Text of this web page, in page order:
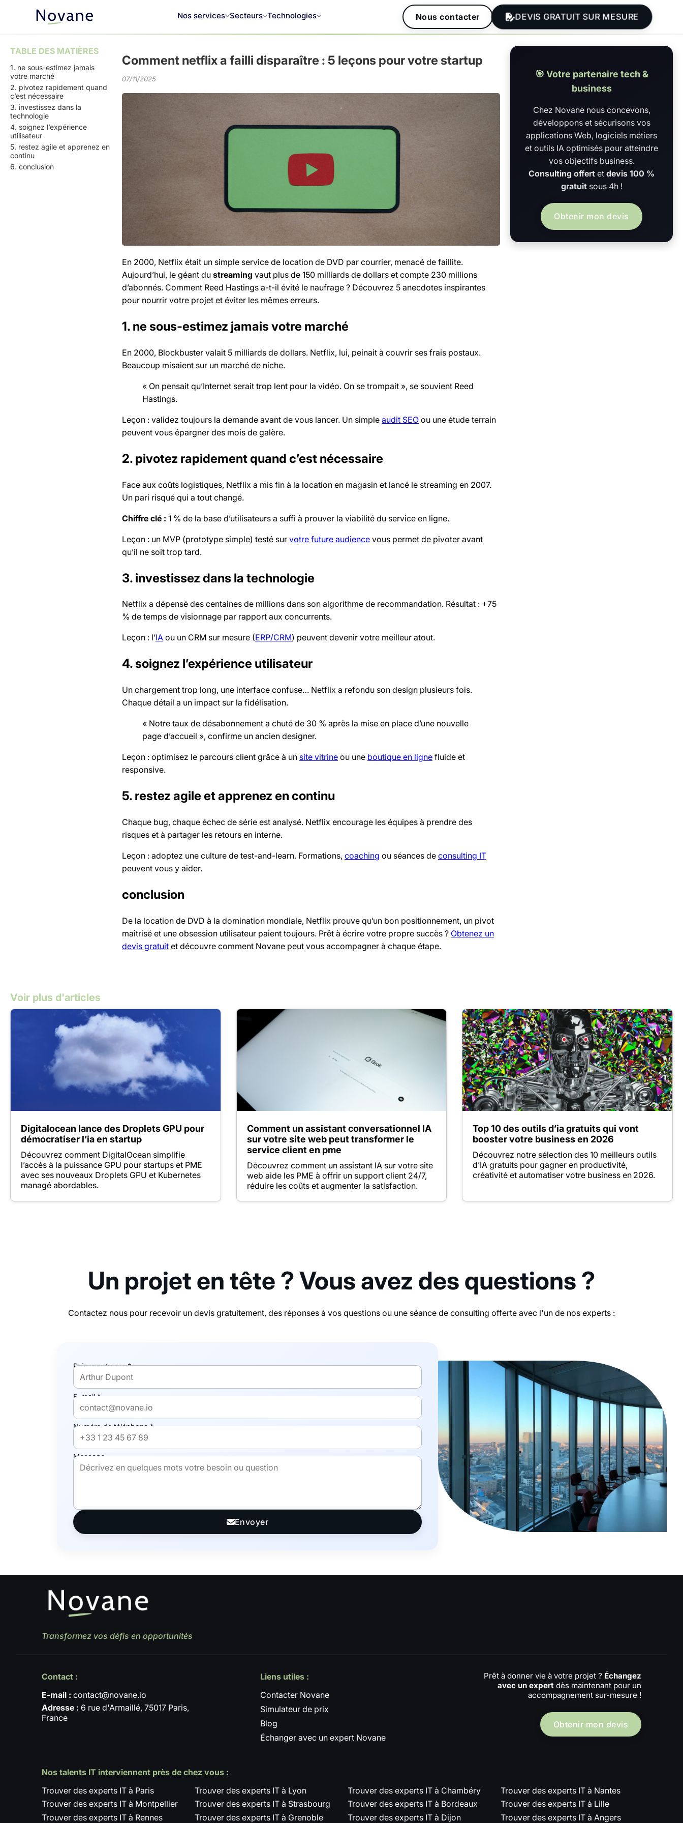
Nos services Secteurs Technologies Nous contacter DEVIS GRATUIT SUR MESURE
TABLE DES MATIÈRES
1. ne sous-estimez jamais
votre marché
2. pivotez rapidement quand
c’est nécessaire
3. investissez dans la
technologie
4. soignez l’expérience
utilisateur
5. restez agile et apprenez en
continu
6. conclusion
Comment netflix a failli disparaître : 5 leçons pour votre startup
07/11/2025
En 2000, Netflix était un simple service de location de DVD par courrier, menacé de faillite.
Aujourd’hui, le géant du streaming vaut plus de 150 milliards de dollars et compte 230 millions
d’abonnés. Comment Reed Hastings a-t-il évité le naufrage ? Découvrez 5 anecdotes inspirantes
pour nourrir votre projet et éviter les mêmes erreurs.
1. ne sous-estimez jamais votre marché
En 2000, Blockbuster valait 5 milliards de dollars. Netflix, lui, peinait à couvrir ses frais postaux.
Beaucoup misaient sur un marché de niche.
« On pensait qu’Internet serait trop lent pour la vidéo. On se trompait », se souvient Reed
Hastings.
Leçon : validez toujours la demande avant de vous lancer. Un simple audit SEO ou une étude terrain
peuvent vous épargner des mois de galère.
2. pivotez rapidement quand c’est nécessaire
Face aux coûts logistiques, Netflix a mis fin à la location en magasin et lancé le streaming en 2007.
Un pari risqué qui a tout changé.
Chiffre clé : 1 % de la base d’utilisateurs a suffi à prouver la viabilité du service en ligne.
Leçon : un MVP (prototype simple) testé sur votre future audience vous permet de pivoter avant
qu’il ne soit trop tard.
3. investissez dans la technologie
Netflix a dépensé des centaines de millions dans son algorithme de recommandation. Résultat : +75
% de temps de visionnage par rapport aux concurrents.
Leçon : l’IA ou un CRM sur mesure (ERP/CRM) peuvent devenir votre meilleur atout.
4. soignez l’expérience utilisateur
Un chargement trop long, une interface confuse… Netflix a refondu son design plusieurs fois.
Chaque détail a un impact sur la fidélisation.
« Notre taux de désabonnement a chuté de 30 % après la mise en place d’une nouvelle
page d’accueil », confirme un ancien designer.
Leçon : optimisez le parcours client grâce à un site vitrine ou une boutique en ligne fluide et
responsive.
5. restez agile et apprenez en continu
Chaque bug, chaque échec de série est analysé. Netflix encourage les équipes à prendre des
risques et à partager les retours en interne.
Leçon : adoptez une culture de test-and-learn. Formations, coaching ou séances de consulting IT
peuvent vous y aider.
conclusion
De la location de DVD à la domination mondiale, Netflix prouve qu’un bon positionnement, un pivot
maîtrisé et une obsession utilisateur paient toujours. Prêt à écrire votre propre succès ? Obtenez un
devis gratuit et découvre comment Novane peut vous accompagner à chaque étape.
🎯 Votre partenaire tech &
business
Chez Novane nous concevons,
développons et sécurisons vos
applications Web, logiciels métiers
et outils IA optimisés pour atteindre
vos objectifs business.
Consulting offert et devis 100 %
gratuitsous 4h !
Obtenir mon devis
Voir plus d'articles
Digitalocean lance des Droplets GPU pour
démocratiser l’ia en startup
Découvrez comment DigitalOcean simplifie
l’accès à la puissance GPU pour startups et PME
avec ses nouveaux Droplets GPU et Kubernetes
managé abordables.
Comment un assistant conversationnel IA
sur votre site web peut transformer le
service client en pme
Découvrez comment un assistant IA sur votre site
web aide les PME à offrir un support client 24/7,
réduire les coûts et augmenter la satisfaction.
Top 10 des outils d’ia gratuits qui vont
booster votre business en 2026
Découvrez notre sélection des 10 meilleurs outils
d’IA gratuits pour gagner en productivité,
créativité et automatiser votre business en 2026.
Un projet en tête ? Vous avez des questions ?
Contactez nous pour recevoir un devis gratuitement, des réponses à vos questions ou une séance de consulting offerte avec l'un de nos experts :
Prénom et nom *
E-mail *
Numéro de téléphone *
Message
Envoyer
Transformez vos défis en opportunités
Contact :
E-mail : contact@novane.io
Adresse : 6 rue d'Armaillé, 75017 Paris,
France
Liens utiles :
Contacter Novane
Simulateur de prix
Blog
Échanger avec un expert Novane
Prêt à donner vie à votre projet ? Échangez
avec un expert dès maintenant pour un
accompagnement sur-mesure !
Obtenir mon devis
Nos talents IT interviennent près de chez vous :
Trouver des experts IT à Paris
Trouver des experts IT à Lyon Trouver des experts IT à Chambéry
Trouver des experts IT à Nantes
Trouver des experts IT à Montpellier
Trouver des experts IT à Strasbourg Trouver des experts IT à Bordeaux
Trouver des experts IT à Lille
Trouver des experts IT à Rennes
Trouver des experts IT à Grenoble Trouver des experts IT à Dijon Trouver des experts IT à Angers